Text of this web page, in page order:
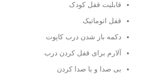
قابلیت قفل کودک
قفل اتوماتیک
دکمه باز شدن درب کاپوت
آلارم برای قفل کردن درب
بی صدا و با صدا کردن